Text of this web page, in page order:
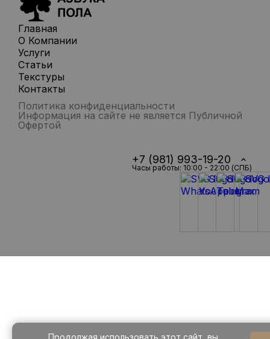
Главная
О Компании
Услуги
Статьи
Текстуры
Контакты
Политика конфиденциальности
Информация на сайте не является Публичной
Офертой
+7 (981) 993-19-20
Часы работы: 10:00 - 22:00 (СПБ)
Продолжая использовать этот сайт, вы